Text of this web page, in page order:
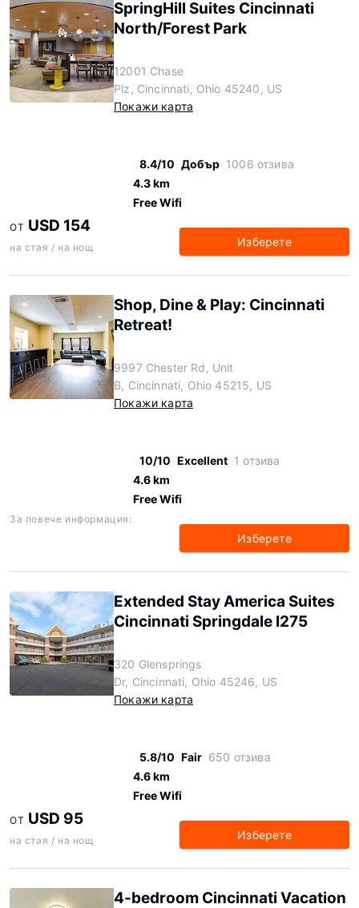
SpringHill Suites Cincinnati
North/Forest Park
12001 Chase
Plz, Cincinnati, Ohio 45240, US
Покажи карта
8.4/10 Добър 1006 отзива
4.3 km
Free Wifi
ОТ USD 154
на стая / на нощ Изберете
Shop, Dine & Play: Cincinnati
Retreat!
9997 Chester Rd, Unit
B, Cincinnati, Ohio 45215, US
Покажи карта
10/10 Excellent 1 отзива
4.6 km
Free Wifi
За повече информация:
Изберете
Extended Stay America Suites
Cincinnati Springdale I275
320 Glensprings
Dr, Cincinnati, Ohio 45246, US
Покажи карта
5.8/10 Fair 650 отзива
4.6 km
Free Wifi
ОТ USD 95
на стая / на нощ Изберете
4-bedroom Cincinnati Vacation